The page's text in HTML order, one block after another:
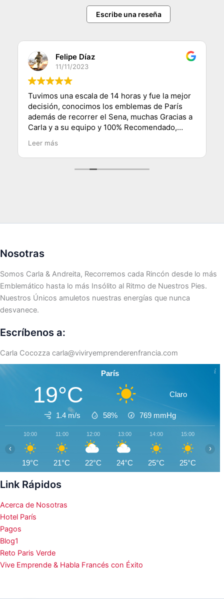
Escribe una reseña
Felipe Díaz
11/11/2023
Tuvimos una escala de 14 horas y fue la mejor
decisión, conocimos los emblemas de París
además de recorrer el Sena, muchas Gracias a
Carla y a su equipo y 100% Recomendado,
saludos desde Chile.
Leer más
Nosotras
Somos Carla & Andreita, Recorremos cada Rincón desde lo más
Emblemático hasta lo más Insólito al Ritmo de Nuestros Pies.
Nuestros Únicos amuletos nuestras energías que nunca
desvanece.
Escríbenos a:
Carla Cocozza carla@viviryemprenderenfrancia.com
París
19°C Claro
1.4 m/s 58% 769 mmHg
10:00
19°C
11:00
21°C
12:00
22°C
13:00
24°C
14:00
25°C
15:00
25°C
‹ ›
Link Rápidos
Acerca de Nosotras
Hotel París
Pagos
Blog1
Reto Paris Verde
Vive Emprende & Habla Francés con Éxito